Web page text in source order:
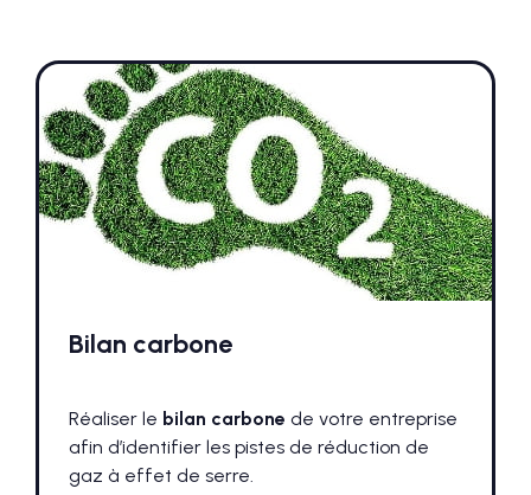
Bilan carbone
Réaliser le bilan carbone de votre entreprise
afin d’identifier les pistes de réduction de
gaz à effet de serre.